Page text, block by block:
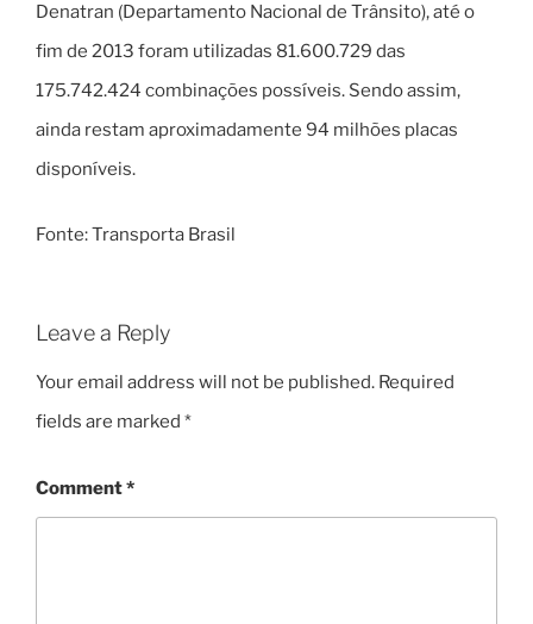
Denatran (Departamento Nacional de Trânsito), até o
fim de 2013 foram utilizadas 81.600.729 das
175.742.424 combinações possíveis. Sendo assim,
ainda restam aproximadamente 94 milhões placas
disponíveis.
Fonte: Transporta Brasil
Leave a Reply
Your email address will not be published. Required
fields are marked *
Comment*